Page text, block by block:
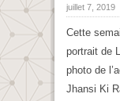
juillet 7, 2019
Cette
portrait de
photo de
Jhansi Ki